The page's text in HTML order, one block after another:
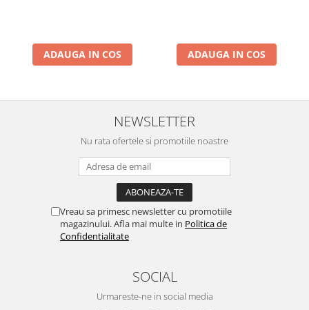
ADAUGA IN COS ADAUGA IN COS
NEWSLETTER
Nu rata ofertele si promotiile noastre
Vreau sa primesc newsletter cu promotiile
magazinului. Afla mai multe in Politica de
Confidentialitate
SOCIAL
Urmareste-ne in social media